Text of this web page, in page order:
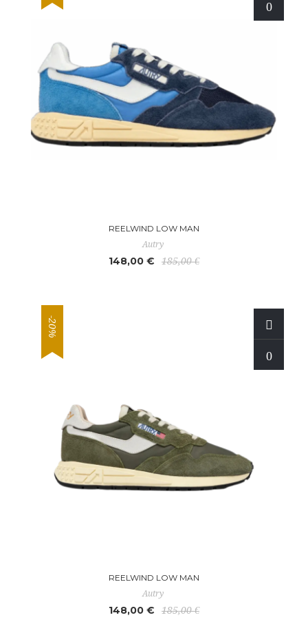
REELWIND LOW MAN
Autry
148,00 € 185,00 €
-20%
REELWIND LOW MAN
Autry
148,00 € 185,00 €